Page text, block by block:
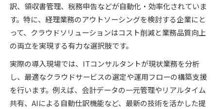
訳、領収書管理、税務申告などが自動化・効率化されていま
す。特に、経理業務のアウトソーシングを検討する企業にと
って、クラウドソリューションはコスト削減と業務品質向上
の両立を実現する有力な選択肢です。
実際の導入現場では、ITコンサルタントが現状業務を分析
し、最適なクラウドサービスの選定や運用フローの構築支援
を行います。例えば、会計データの一元管理やリアルタイム
共有、AIによる自動仕訳機能など、最新の技術を活かした提